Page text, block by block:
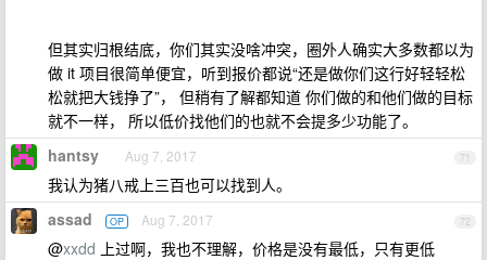
但其实归根结底，你们其实没啥冲突，圈外人确实大多数都以为
做 it 项目很简单便宜，听到报价都说“还是做你们这行好轻轻松
松就把大钱挣了”， 但稍有了解都知道 你们做的和他们做的目标
就不一样， 所以低价找他们的也就不会提多少功能了。
71
hantsy Aug 7, 2017
我认为猪八戒上三百也可以找到人。
72
assad OP Aug 7, 2017
@xxdd 上过啊，我也不理解，价格是没有最低，只有更低